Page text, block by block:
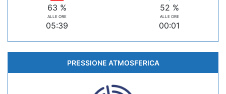
63 %
ALLE ORE
05:39
52 %
ALLE ORE
00:01
PRESSIONE ATMOSFERICA